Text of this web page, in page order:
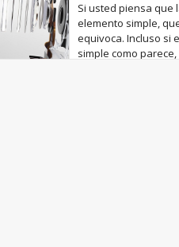
Si usted piensa que
elemento simple,
equivoca. Incluso si
simple como